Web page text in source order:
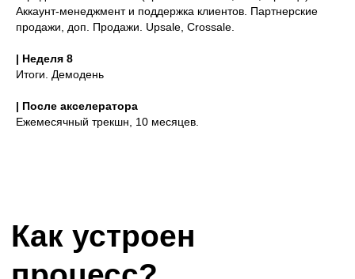
Аккаунт-менеджмент и поддержка клиентов. Партнерские
продажи, доп. Продажи. Upsale, Сrossale.
| Неделя 8
Итоги. Демодень
| После акселератора
Ежемесячный трекшн, 10 месяцев.